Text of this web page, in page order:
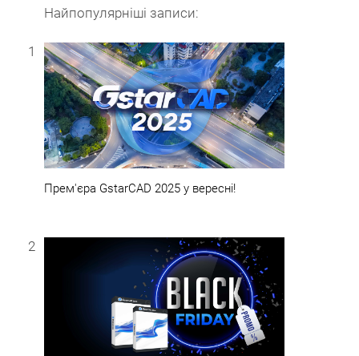
Найпопулярніші записи:
1
Прем'єра GstarCAD 2025 у вересні!
2